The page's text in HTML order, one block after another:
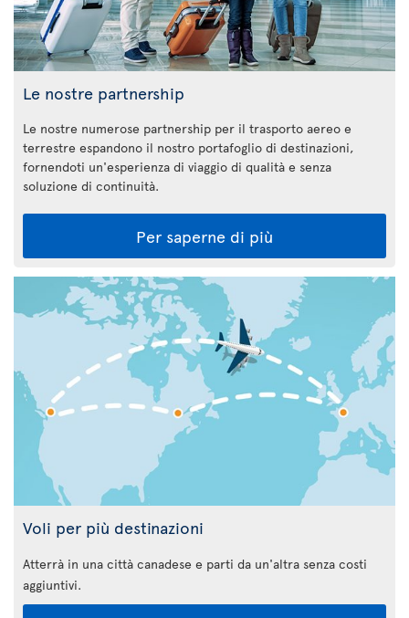
Le nostre partnership
Le nostre numerose partnership per il trasporto aereo e
terrestre espandono il nostro portafoglio di destinazioni,
fornendoti un'esperienza di viaggio di qualità e senza
soluzione di continuità.
Per saperne di più
Voli per più destinazioni
Atterrà in una città canadese e parti da un'altra senza costi
aggiuntivi.